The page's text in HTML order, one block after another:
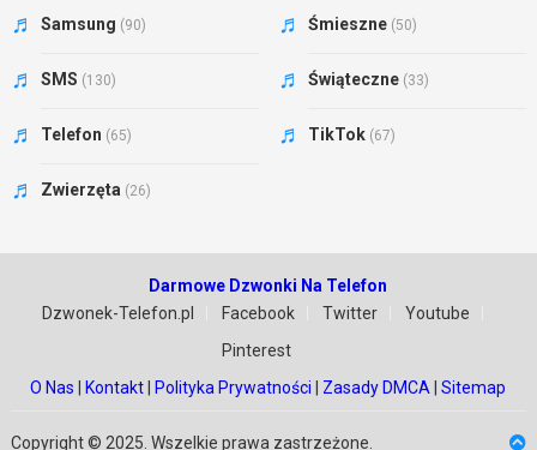
Samsung (90) Śmieszne (50)
SMS (130) Świąteczne (33)
Telefon (65) TikTok (67)
Zwierzęta (26)
Darmowe Dzwonki Na Telefon
Dzwonek-Telefon.pl
Facebook Twitter
Youtube
Pinterest
O Nas
Kontakt Polityka Prywatności Zasady DMCA |Sitemap
Copyright © 2025. Wszelkie prawa zastrzeżone.